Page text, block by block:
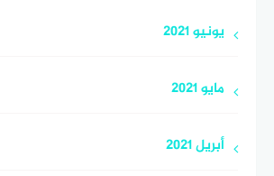
يونيو 2021
مايو 2021
أبريل 2021